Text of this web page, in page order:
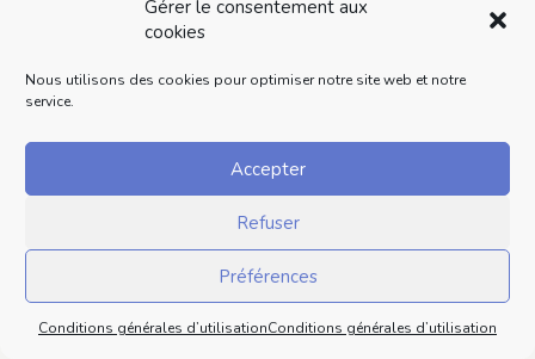
Gérer le consentement aux
cookies
Nous utilisons des cookies pour optimiser notre site web et notre
service.
Accepter
Refuser
Préférences
Conditions générales d’utilisationConditions générales d’utilisation